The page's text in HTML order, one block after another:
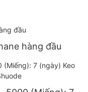
hàng đầu